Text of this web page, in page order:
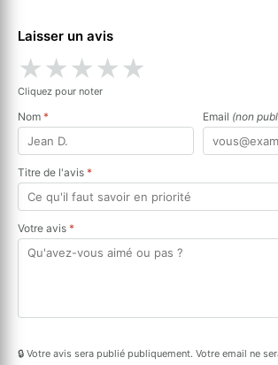
Laisser un avis
★★★★★
Cliquez pour noter
Nom * Email (non
Titre de l'avis *
Votre avis *
🔒 Votre avis sera publié publiquement. Votre email ne